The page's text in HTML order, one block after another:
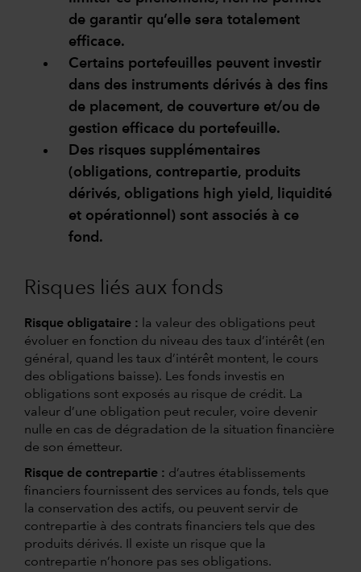
de garantir qu’elle sera totalement
efficace.
Certains portefeuilles peuvent investir
dans des instruments dérivés à des fins
de placement, de couverture et/ou de
gestion efficace du portefeuille.
Des risques supplémentaires
(obligations, contrepartie, produits
dérivés, obligations high yield, liquidité
et opérationnel) sont associés à ce
fond.
Risques liés aux fonds
Risque obligataire : la valeur des obligations peut
évoluer en fonction du niveau des taux d’intérêt (en
général, quand les taux d’intérêt montent, le cours
des obligations baisse). Les fonds investis en
obligations sont exposés au risque de crédit. La
valeur d’une obligation peut reculer, voire devenir
nulle en cas de dégradation de la situation financière
de son émetteur.
Risque de contrepartie : d’autres établissements
financiers fournissent des services au fonds, tels que
la conservation des actifs, ou peuvent servir de
contrepartie à des contrats financiers tels que des
produits dérivés. Il existe un risque que la
contrepartie n’honore pas ses obligations.